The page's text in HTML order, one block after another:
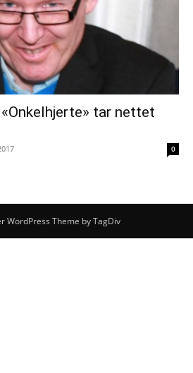
tar nettet
0
WordPress Theme by TagDiv